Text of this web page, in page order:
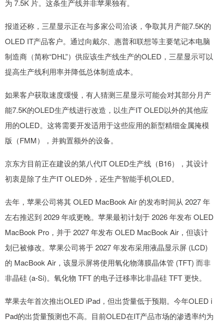
为 7.5K 片。这条生产线并非苹果独有。
报道还称，三星显示正在与多家公司洽谈，争取其月产能7.5K的
OLED IT产品客户。通过向戴尔、惠普和联想等主要笔记本电脑
制造商（简称“DHL”）供应该生产线生产的OLED，三星显示可以
提高生产线利用率并降低总体制造成本。
如果客户获取速度缓慢，有人猜测三星显示可能会对其部分月产
能7.5K的OLED生产线进行改造，以生产IT OLED以外的其他应
用的OLED。这将需要开发适用于这些应用的新型精细金属掩模
版（FMM），并购置额外的设备。
京东方目前正在建设的第八代IT OLED生产线（B16），其设计
初衷是除了生产IT OLED外，还生产智能手机OLED。
去年，苹果公司将其 OLED MacBook Air 的发布时间从 2027 年
左右推迟到 2029 年或更晚。苹果最初计划于 2026 年发布 OLED
MacBook Pro，并于 2027 年发布 OLED MacBook Air，但该计
划已被修改。苹果公司将于 2027 年发布采用液晶显示屏 (LCD)
的 MacBook Air，该显示屏将使用氧化物薄膜晶体管 (TFT) 而非
非晶硅 (a-Si)。氧化物 TFT 的电子迁移率比非晶硅 TFT 更快。
苹果去年首次推出OLED iPad，但出货量低于预期。今年OLED i
Pad的出货量预测也不高。目前OLED在IT产品市场的渗透率约为